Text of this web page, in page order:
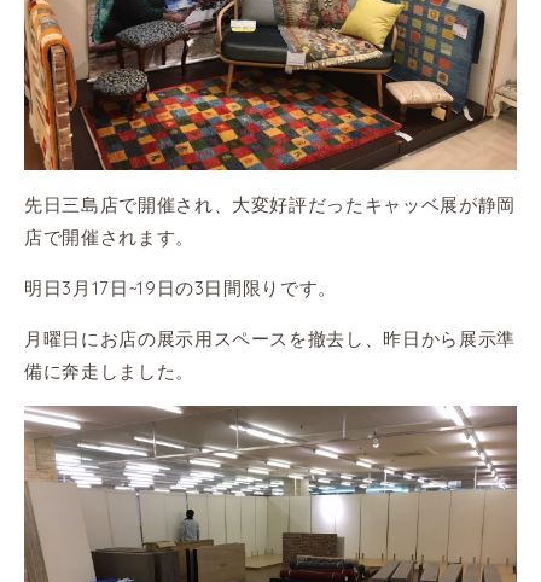
先日三島店で開催され、大変好評だったキャッベ展が静岡
店で開催されます。
明日3月17日~19日の3日間限りです。
月曜日にお店の展示用スペースを撤去し、昨日から展示準
備に奔走しました。